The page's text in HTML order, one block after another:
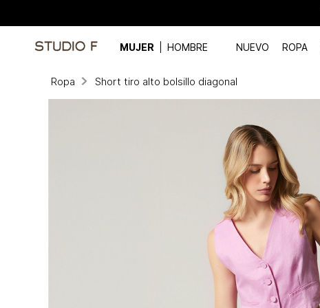
MUJER HOMBRE NUEVO ROPA
Ropa Short tiro alto bolsillo diagonal